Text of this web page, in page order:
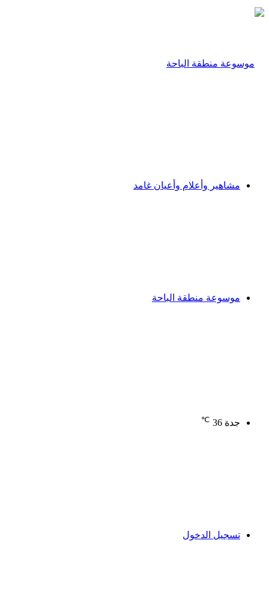
مشاهير وأعلام وأعيان غامد
موسوعة منطقة الباحة
جدة 36
℃
تسجيل الدخول